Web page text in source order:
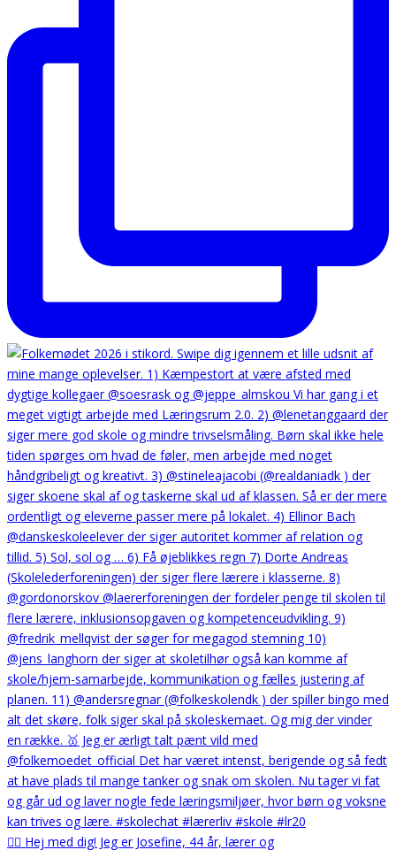
🙋‍♀️ Hej med dig! Jeg er Josefine, 44 år, lærer og